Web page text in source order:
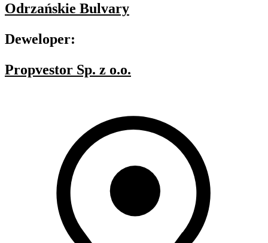
Odrzańskie Bulvary
Deweloper:
Propvestor Sp. z o.o.